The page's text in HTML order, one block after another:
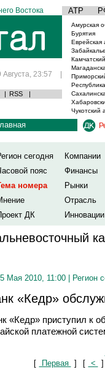
Востока АТР
Августа, 23:57 |
| RSS |
Амурская
Бурятия
Еврейская
Чукотский
сегодня
Компании
пояс
Финансы
номера
Рынки
Отрасль
ДК
Инновации
Мая 2010, 11:00 | Регион
«Кедр»
«Кедр» приступил к
платежной
[
Первая ] [ < ]